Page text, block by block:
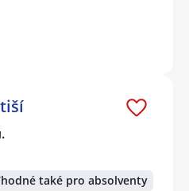
také pro absolventy